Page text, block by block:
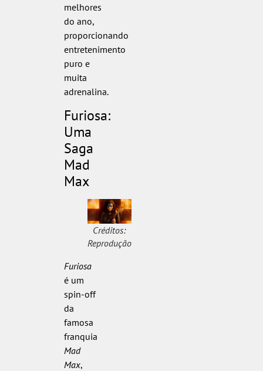
melhores
do ano,
proporcionando
entretenimento
puro e
muita
adrenalina.
Furiosa:
Uma
Saga
Mad
Max
Créditos:
Reprodução
Furiosa
é um
spin-off
da
famosa
franquia
Mad
Max,